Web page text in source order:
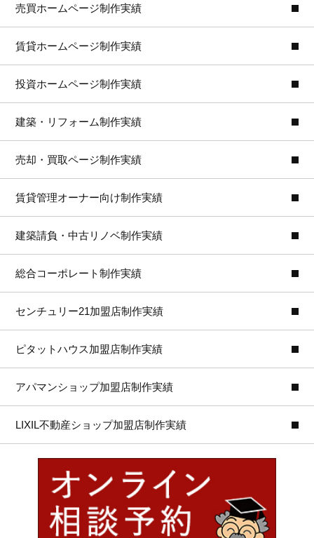
売買ホームページ制作実績
賃貸ホームページ制作実績
投資ホームページ制作実績
建築・リフォーム制作実績
売却・買取ページ制作実績
賃貸管理オーナー向け制作実績
建築請負・中古リノベ制作実績
総合コーポレート制作実績
センチュリー21加盟店制作実績
ピタットハウス加盟店制作実績
アパマンショップ加盟店制作実績
LIXIL不動産ショップ加盟店制作実績